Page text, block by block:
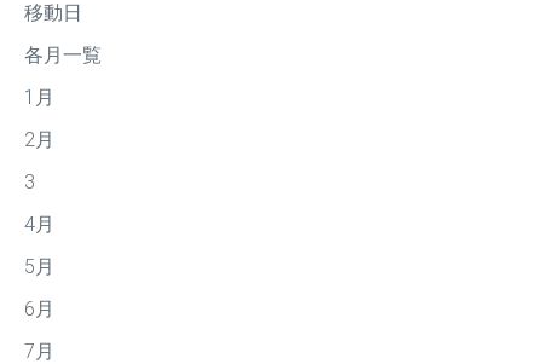
移動日
各月一覧
1月
2月
3
4月
5月
6月
7月